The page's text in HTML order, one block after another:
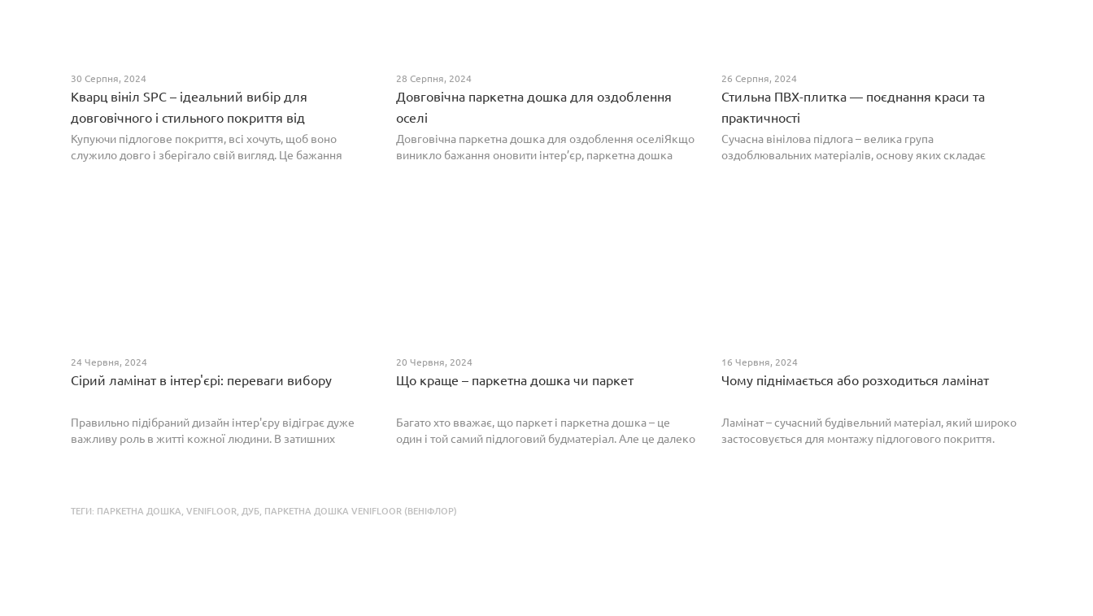
30 Серпня, 2024
Кварц вініл SPC – ідеальний вибір для
довговічного і стильного покриття від
PROFLOOR
Купуючи підлогове покриття, всі хочуть, щоб воно
служило довго і зберігало свій вигляд. Це бажання
28 Серпня, 2024
Довговічна паркетна дошка для оздоблення
оселі
Довговічна паркетна дошка для оздоблення оселіЯкщо
виникло бажання оновити інтер’єр, паркетна дошка
26 Серпня, 2024
Стильна ПВХ-плитка — поєднання краси та
практичності
Сучасна вінілова підлога – велика група
оздоблювальних матеріалів, основу яких складає
24 Червня, 2024
Сірий ламінат в інтер'єрі: переваги вибору
Правильно підібраний дизайн інтер'єру відіграє дуже
важливу роль в житті кожної людини. В затишних
20 Червня, 2024
Що краще – паркетна дошка чи паркет
Багато хто вважає, що паркет і паркетна дошка – це
один і той самий підлоговий будматеріал. Але це далеко
16 Червня, 2024
Чому піднімається або розходиться ламінат
Ламінат – сучасний будівельний матеріал, який широко
застосовується для монтажу підлогового покриття.
ТЕГИ: ПАРКЕТНА ДОШКА VENIFLOOR ДУБ ПАРКЕТНА ДОШКА VENIFLOOR (ВЕНІФЛОР)